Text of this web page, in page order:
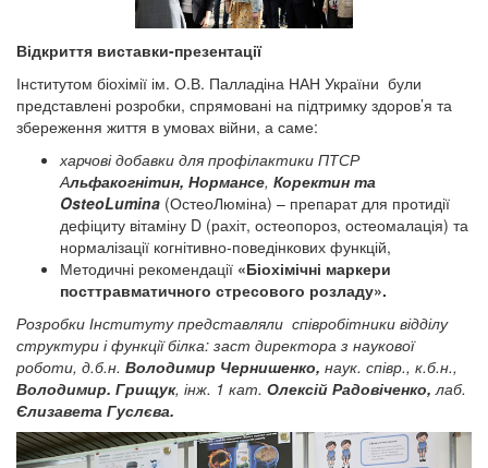
Відкриття виставки-презентації
Інститутом біохімії ім. О.В. Палладіна НАН України були
представлені розробки, спрямовані на підтримку здоров’я та
збереження життя в умовах війни, а саме:
харчові добавки для профілактики ПТСР
Альфакогнітин, Нормансе, Коректин та
OsteoLumina (ОстеоЛюміна) – препарат для протидії
дефіциту вітаміну D (рахіт, остеопороз, остеомалація) та
нормалізації когнітивно-поведінкових функцій,
Методичні рекомендації «Біохімічні маркери
посттравматичного стресового розладу».
Розробки Інституту представляли співробітники відділу
структури і функції білка: заст директора з наукової
роботи, д.б.н. Володимир Чернишенко, наук. співр., к.б.н.,
Володимир. Грищук, інж. 1 кат. Олексій Радовіченко, лаб.
Єлизавета Гуслєва.